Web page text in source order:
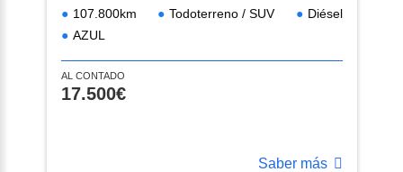
107.800km Todoterreno / SUV
Diésel
AZUL
AL CONTADO
17.500€
Saber más